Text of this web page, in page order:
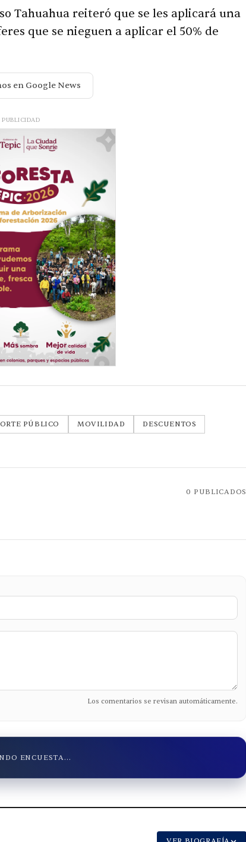
Tahuahua reiteró que se les aplicará una
que se nieguen a aplicar el 50% de
en Google News
PUBLICIDAD
PÚBLICO MOVILIDAD
DESCUENTOS
0 PUBLICADOS
Los comentarios se revisan automáticamente.
ENCUESTA...